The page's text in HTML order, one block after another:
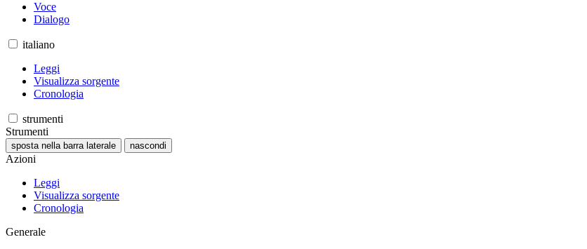
Voce
Dialogo
italiano
Leggi
Visualizza sorgente
Cronologia
strumenti
Strumenti
sposta nella barra laterale nascondi
Azioni
Leggi
Visualizza sorgente
Cronologia
Generale